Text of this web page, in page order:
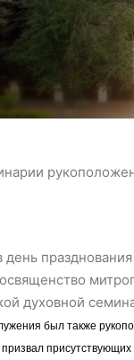
день
духовной
был также